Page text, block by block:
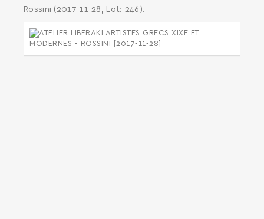
Rossini (2017-11-28, Lot: 246).